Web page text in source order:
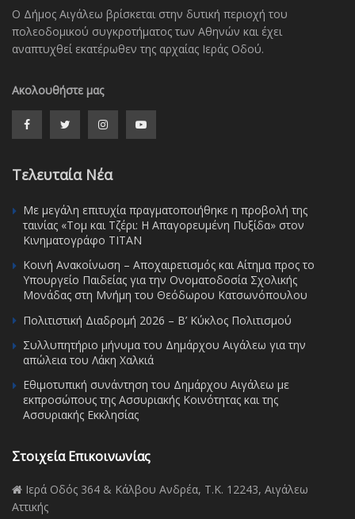
Ο Δήμος Αιγάλεω βρίσκεται στην δυτική περιοχή του
πολεοδομικού συγκροτήματος των Αθηνών και έχει
αναπτυχθεί εκατέρωθεν της αρχαίας Ιεράς Οδού.
Ακολουθήστε μας
Τελευταία Νέα
Με μεγάλη επιτυχία πραγματοποιήθηκε η προβολή της
ταινίας «Τομ και Τζέρι: Η Απαγορευμένη Πυξίδα» στον
Κινηματογράφο ΤΙΤΑΝ
Κοινή Ανακοίνωση – Αποχαιρετισμός και Αίτημα προς το
Υπουργείο Παιδείας για την Ονοματοδοσία Σχολικής
Μονάδας στη Μνήμη του Θεόδωρου Κατσωνόπουλου
Πολιτιστική Διαδρομή 2026 – Β’ Κύκλος Πολιτισμού
Συλλυπητήριο μήνυμα του Δημάρχου Αιγάλεω για την
απώλεια του Λάκη Χαλκιά
Εθιμοτυπική συνάντηση του Δημάρχου Αιγάλεω με
εκπροσώπους της Ασσυριακής Κοινότητας και της
Ασσυριακής Εκκλησίας
Στοιχεία Επικοινωνίας
Ιερά Οδός 364 & Κάλβου Ανδρέα, Τ.Κ. 12243, Αιγάλεω
Αττικής